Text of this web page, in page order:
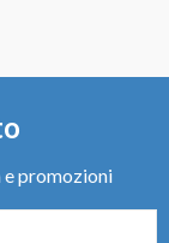
promozioni